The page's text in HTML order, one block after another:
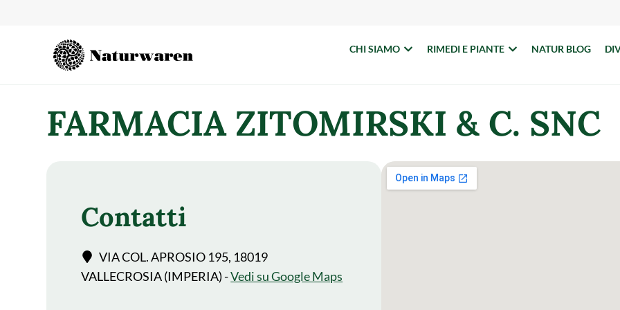
CHI SIAMO RIMEDI E PIANTE NATUR BLOG
FARMACIA ZITOMIRSKI & C. SNC
Contatti
VIA COL. APROSIO 195, 18019
VALLECROSIA (IMPERIA) -Vedi su Google Maps